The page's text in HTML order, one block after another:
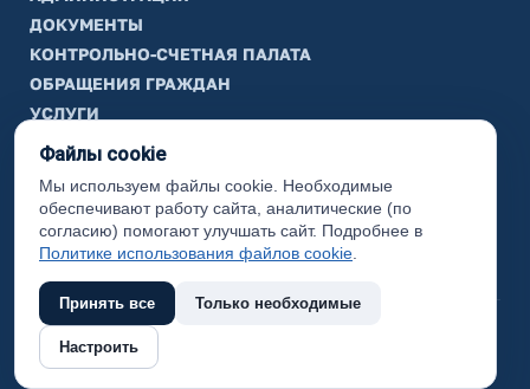
ДОКУМЕНТЫ
КОНТРОЛЬНО-СЧЕТНАЯ ПАЛАТА
ОБРАЩЕНИЯ ГРАЖДАН
УСЛУГИ
ТИК
ИНФОРМАЦИЯ
Законодательная карта
Карта сайта
(с) 2017 Ханты-Мансийский район, официальный сайт
администрации
Файлы cookie
Мы используем файлы cookie. Необходимые
обеспечивают работу сайта, аналитические (по
согласию) помогают улучшать сайт. Подробнее в
Политике использования файлов cookie
Принять все Только необходимые
Настроить